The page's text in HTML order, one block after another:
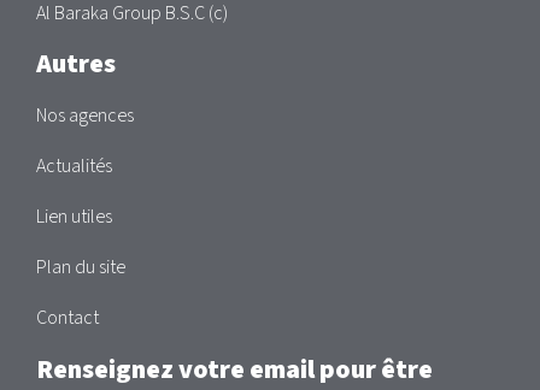
Al Baraka Group B.S.C (c)
Autres
Nos agences
Actualités
Lien utiles
Plan du site
Contact
Renseignez votre email pour être